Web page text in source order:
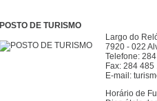
POSTO DE TURISMO
Largo do
7920 - 022
Telefone:
Fax: 284 485
E-mail:
Horário de